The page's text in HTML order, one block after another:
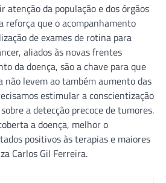
atenção da população e dos órgãos
reforça que o acompanhamento
de exames de rotina para
aliados às novas frentes
da doença, são a chave para que
não levem ao também aumento das
estimular a conscientização
a detecção precoce de tumores.
a doença, melhor o
positivos às terapias e maiores
Carlos Gil Ferreira.